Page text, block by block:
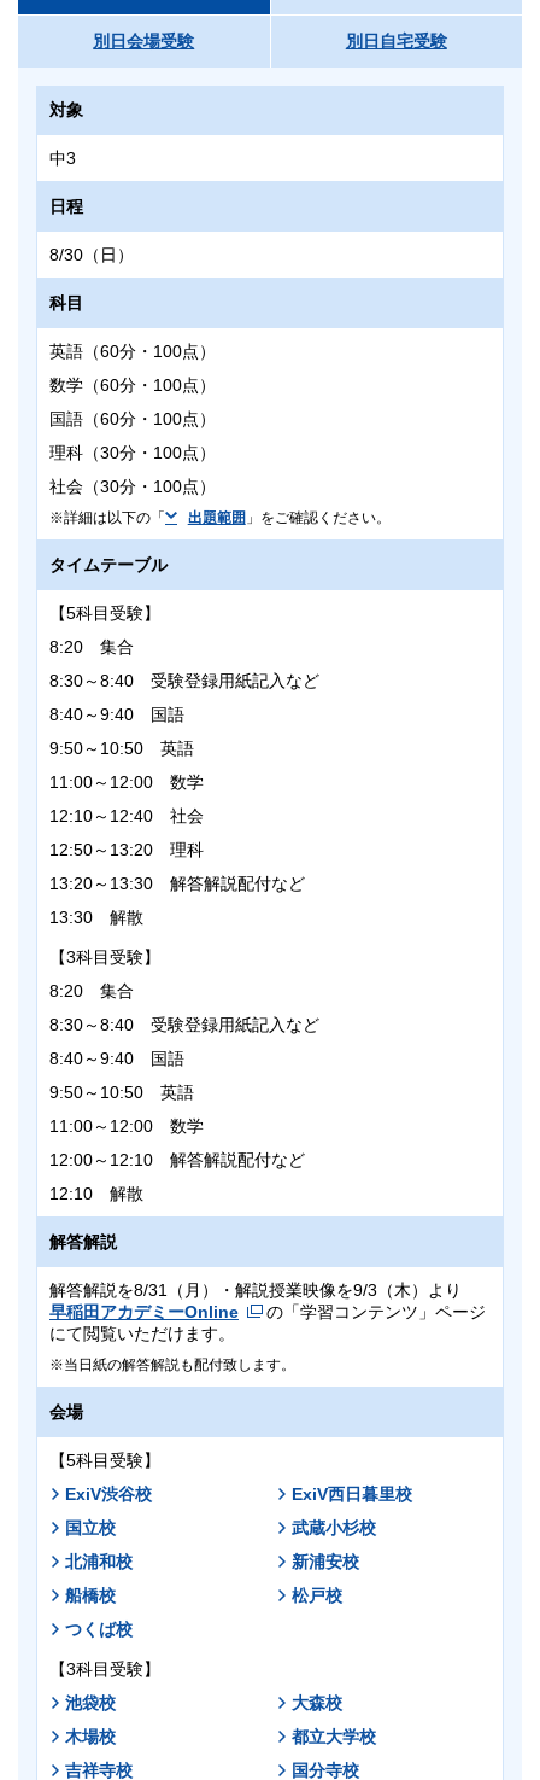
別日会場受験 別日自宅受験
対象
中3
日程
8/30（日）
科目
英語（60分・100点）
数学（60分・100点）
国語（60分・100点）
理科（30分・100点）
社会（30分・100点）
詳細は以下の「 出題範囲 」をご確認ください。
タイムテーブル
【5科目受験】
8:20 集合
8:30～8:40 受験登録用紙記入など
8:40～9:40 国語
9:50～10:50 英語
11:00～12:00 数学
12:10～12:40 社会
12:50～13:20 理科
13:20～13:30 解答解説配付など
13:30 解散
【3科目受験】
8:20 集合
8:30～8:40 受験登録用紙記入など
8:40～9:40 国語
9:50～10:50 英語
11:00～12:00 数学
12:00～12:10 解答解説配付など
12:10 解散
解答解説
解答解説を8/31（月）・解説授業映像を9/3（木）より
早稲田アカデミーOnline
の「学習コンテンツ」ページ
にて閲覧いただけます。
当日紙の解答解説も配付致します。
会場
【5科目受験】
ExiV渋谷校
ExiV西日暮里校
国立校
武蔵小杉校
北浦和校
新浦安校
船橋校
松戸校
つくば校
【3科目受験】
池袋校
大森校
木場校
都立大学校
吉祥寺校
国分寺校